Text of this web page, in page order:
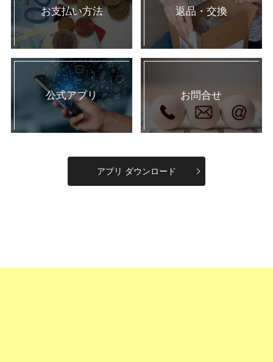
お支払い方法 返品・交換
公式アプリ お問合せ
アプリ ダウンロード